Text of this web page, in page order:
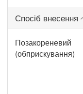
Спосіб внесення
Позакореневий
(обприскування)